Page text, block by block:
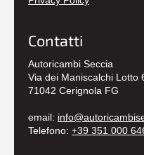
Contatti
Autoricambi Seccia
Via dei Maniscalchi Lotto
71042 Cerignola FG
email:
Telefono: +39 351 000